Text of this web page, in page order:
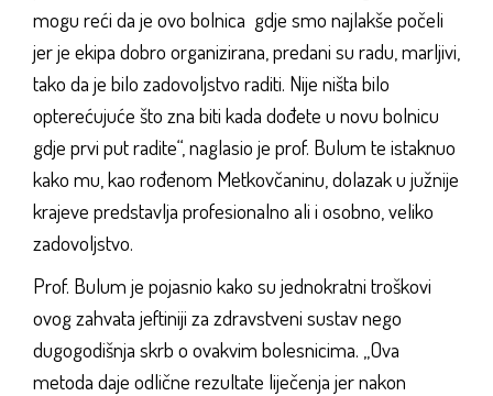
mogu reći da je ovo bolnica gdje smo najlakše počeli
jer je ekipa dobro organizirana, predani su radu, marljivi,
tako da je bilo zadovoljstvo raditi. Nije ništa bilo
opterećujuće što zna biti kada dođete u novu bolnicu
gdje prvi put radite“, naglasio je prof. Bulum te istaknuo
kako mu, kao rođenom Metkovčaninu, dolazak u južnije
krajeve predstavlja profesionalno ali i osobno, veliko
zadovoljstvo.
Prof. Bulum je pojasnio kako su jednokratni troškovi
ovog zahvata jeftiniji za zdravstveni sustav nego
dugogodišnja skrb o ovakvim bolesnicima. „Ova
metoda daje odlične rezultate liječenja jer nakon